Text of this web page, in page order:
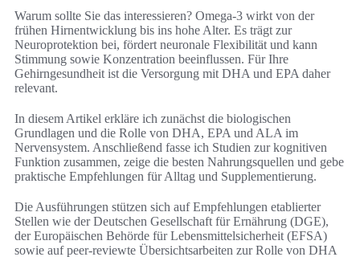
Warum sollte Sie das interessieren? Omega-3 wirkt von der
frühen Hirnentwicklung bis ins hohe Alter. Es trägt zur
Neuroprotektion bei, fördert neuronale Flexibilität und kann
Stimmung sowie Konzentration beeinflussen. Für Ihre
Gehirngesundheit ist die Versorgung mit DHA und EPA daher
relevant.
In diesem Artikel erkläre ich zunächst die biologischen
Grundlagen und die Rolle von DHA, EPA und ALA im
Nervensystem. Anschließend fasse ich Studien zur kognitiven
Funktion zusammen, zeige die besten Nahrungsquellen und gebe
praktische Empfehlungen für Alltag und Supplementierung.
Die Ausführungen stützen sich auf Empfehlungen etablierter
Stellen wie der Deutschen Gesellschaft für Ernährung (DGE),
der Europäischen Behörde für Lebensmittelsicherheit (EFSA)
sowie auf peer‑reviewte Übersichtsarbeiten zur Rolle von DHA